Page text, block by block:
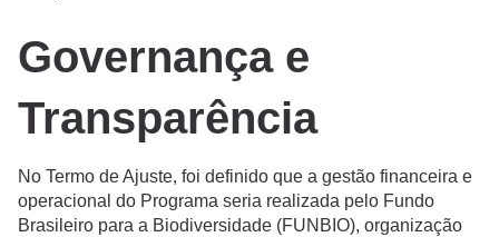
Governança e
Transparência
No Termo de Ajuste, foi definido que a gestão financeira e
operacional do Programa seria realizada pelo Fundo
Brasileiro para a Biodiversidade (FUNBIO), organização